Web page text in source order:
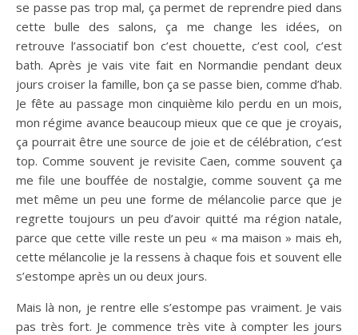
se passe pas trop mal, ça permet de reprendre pied dans
cette bulle des salons, ça me change les idées, on
retrouve l’associatif bon c’est chouette, c’est cool, c’est
bath. Après je vais vite fait en Normandie pendant deux
jours croiser la famille, bon ça se passe bien, comme d’hab.
Je fête au passage mon cinquième kilo perdu en un mois,
mon régime avance beaucoup mieux que ce que je croyais,
ça pourrait être une source de joie et de célébration, c’est
top. Comme souvent je revisite Caen, comme souvent ça
me file une bouffée de nostalgie, comme souvent ça me
met même un peu une forme de mélancolie parce que je
regrette toujours un peu d’avoir quitté ma région natale,
parce que cette ville reste un peu « ma maison » mais eh,
cette mélancolie je la ressens à chaque fois et souvent elle
s’estompe après un ou deux jours.
Mais là non, je rentre elle s’estompe pas vraiment. Je vais
pas très fort. Je commence très vite à compter les jours